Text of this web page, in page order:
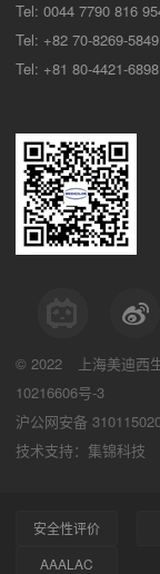
Tel: 0044 7790 816
Tel: +82 70-8269-
Tel: +81 80-4421-
© 2022 上海美迪西
10216606号-3
沪公网安备
技术支持：集锦科技
安全性评价
AAALAC